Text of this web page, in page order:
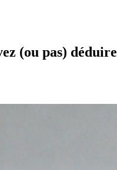
(ou pas) déduire